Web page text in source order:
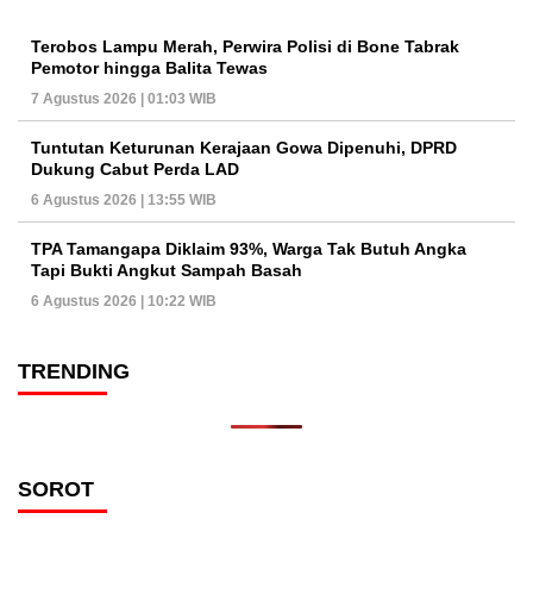
Terobos Lampu Merah, Perwira Polisi di Bone Tabrak
Pemotor hingga Balita Tewas
7 Agustus 2026 | 01:03 WIB
Tuntutan Keturunan Kerajaan Gowa Dipenuhi, DPRD
Dukung Cabut Perda LAD
6 Agustus 2026 | 13:55 WIB
TPA Tamangapa Diklaim 93%, Warga Tak Butuh Angka
Tapi Bukti Angkut Sampah Basah
6 Agustus 2026 | 10:22 WIB
TRENDING
SOROT